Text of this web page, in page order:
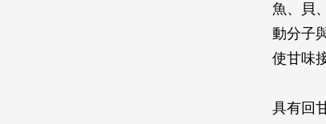
魚、貝
動分子
使甘味
具有回